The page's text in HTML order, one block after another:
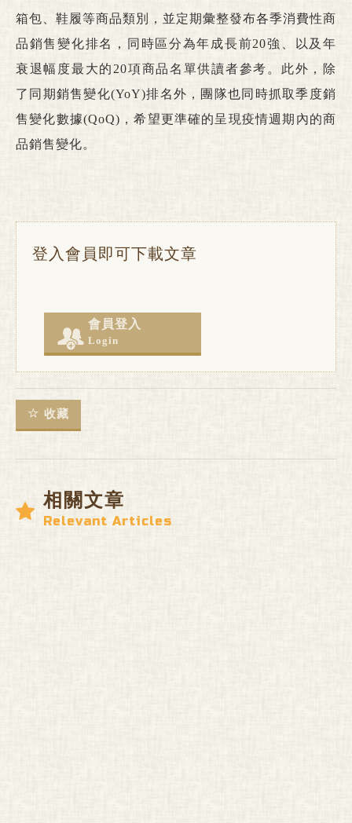
箱包、鞋履等商品類別，並定期彙整發布各季消費性商
品銷售變化排名，同時區分為年成長前20強、以及年
衰退幅度最大的20項商品名單供讀者參考。此外，除
了同期銷售變化(YoY)排名外，團隊也同時抓取季度銷
售變化數據(QoQ)，希望更準確的呈現疫情週期內的商
品銷售變化。
登入會員即可下載文章
會員登入
Login
收藏
相關文章
Relevant Articles